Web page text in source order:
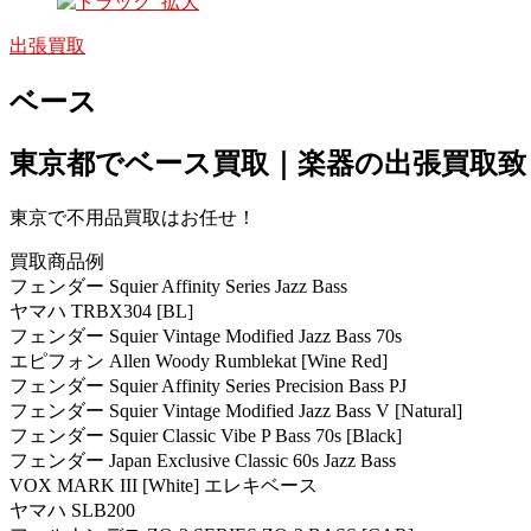
出張買取
ベース
東京都でベース買取｜楽器の出張買取
東京で不用品買取はお任せ！
買取商品例
フェンダー Squier Affinity Series Jazz Bass
ヤマハ TRBX304 [BL]
フェンダー Squier Vintage Modified Jazz Bass 70s
エピフォン Allen Woody Rumblekat [Wine Red]
フェンダー Squier Affinity Series Precision Bass PJ
フェンダー Squier Vintage Modified Jazz Bass V [Natural]
フェンダー Squier Classic Vibe P Bass 70s [Black]
フェンダー Japan Exclusive Classic 60s Jazz Bass
VOX MARK III [White] エレキベース
ヤマハ SLB200